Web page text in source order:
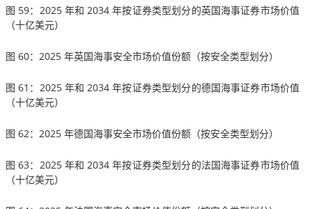
图 59：2025 年和 2034 年按证券类型划分的英国海事证券市场价值
（十亿美元）
图 60：2025 年英国海事安全市场价值份额（按安全类型划分）
图 61：2025 年和 2034 年按证券类型划分的德国海事证券市场价值
（十亿美元）
图 62：2025 年德国海事安全市场价值份额（按安全类型划分）
图 63：2025 年和 2034 年按证券类型划分的法国海事证券市场价值
（十亿美元）